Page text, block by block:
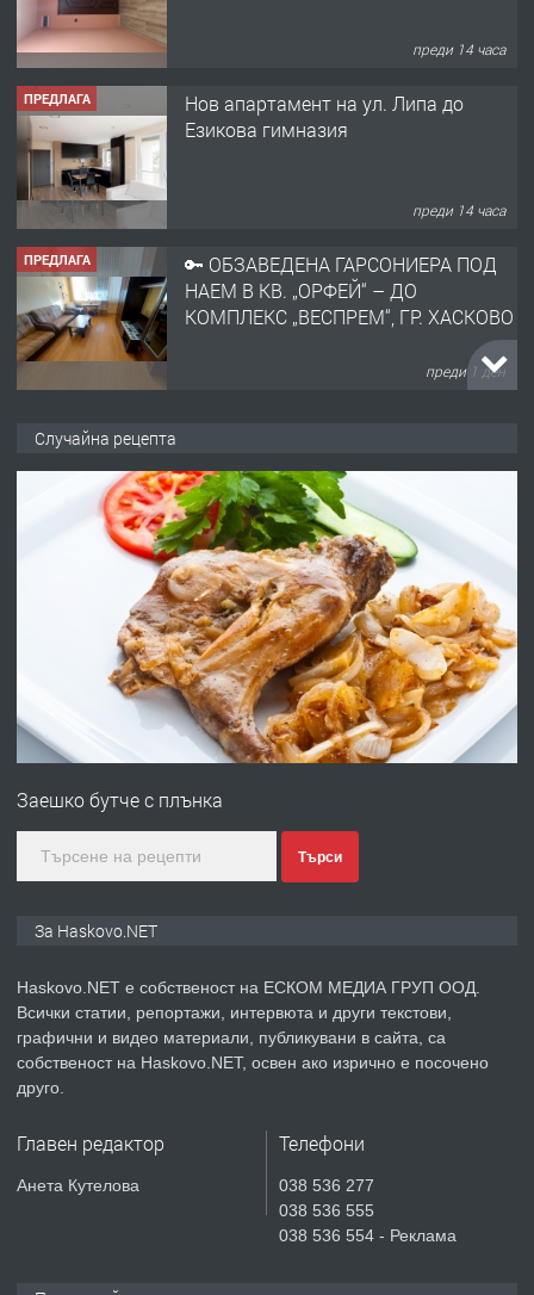
преди 14 часа
ПРЕДЛАГА
Нов апартамент на ул. Липа до
Езикова гимназия
преди 14 часа
ПРЕДЛАГА
🔑 ОБЗАВЕДЕНА ГАРСОНИЕРА ПОД
НАЕМ В КВ. „ОРФЕЙ“ – ДО
КОМПЛЕКС „ВЕСПРЕМ“, ГР. ХАСКОВО
преди 1 ден
АПАРТАМЕНТ В ЦЕНТЪРА НА ГР.
ХАСКОВО
преди 2 дни
Давам гараж под наем
преди 2 дни
ПРЕДЛАГА
№4120 Магазин/Офис под наем в кв.
градската градина!
преди 3 дни
ПРЕДЛАГА
Продавам парцел в гр. Хасково кв.
СГЛОБЯВАНЕ НА МЕБЕЛИ.
Случайна рецепта
Заешко бутче с плънка
Търси
За Haskovo.NET
Haskovo.NET е собственост на ЕСКОМ МЕДИА ГРУП ООД.
Всички статии, репортажи, интервюта и други текстови,
графични и видео материали, публикувани в сайта, са
собственост на Haskovo.NET, освен ако изрично е посочено
друго.
Главен редактор
Анета Кутелова
Телефони
038 536 277
038 536 555
038 536 554 - Реклама